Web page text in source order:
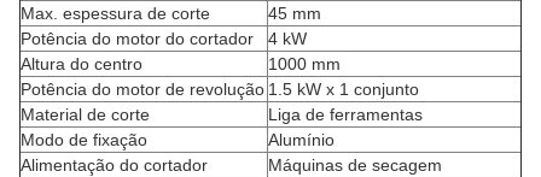
Max. espessura de corte
45 mm
Potência do motor do cortador
4 kW
Altura do centro
1000 mm
Potência do motor de revolução 1.5 kW x 1 conjunto
Material de corte
Liga de ferramentas
Modo de fixação
Alumínio
Alimentação do cortador
Máquinas de secagem